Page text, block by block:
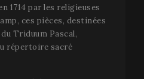
1714 par les religieuses
ces pièces, destinées
Triduum Pascal,
répertoire sacré